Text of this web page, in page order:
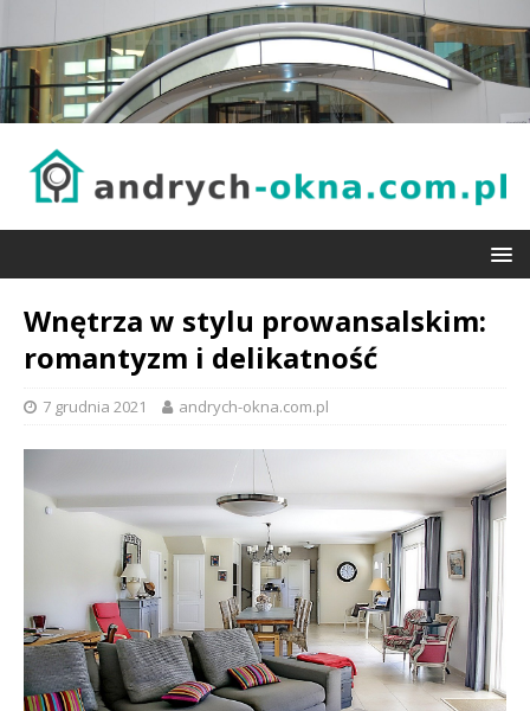
Wnętrza w stylu prowansalskim:
romantyzm i delikatność
7 grudnia 2021 andrych-okna.com.pl